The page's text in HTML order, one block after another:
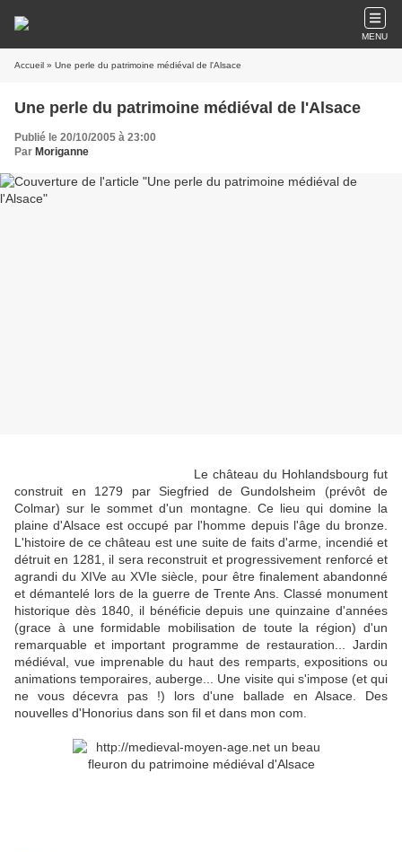
MENU
Accueil » Une perle du patrimoine médiéval de l'Alsace
Une perle du patrimoine médiéval de l'Alsace
Publié le 20/10/2005 à 23:00
Par Moriganne
Le château du Hohlandsbourg fut
construit en 1279 par Siegfried de Gundolsheim (prévôt de
Colmar) sur le sommet d'un montagne. Ce lieu qui domine la
plaine d'Alsace est occupé par l'homme depuis l'âge du bronze.
L'histoire de ce château est une suite de faits d'arme, incendié et
détruit en 1281, il sera reconstruit et progressivement renforcé et
agrandi du XIVe au XVIe siècle, pour être finalement abandonné
et démantelé lors de la guerre de Trente Ans. Classé monument
historique dès 1840, il bénéficie depuis une quinzaine d'années
(grace à une formidable mobilisation de toute la région) d'un
remarquable et important programme de restauration... Jardin
médiéval, vue imprenable du haut des remparts, expositions ou
animations temporaires, auberge... Une visite qui s'impose (et qui
ne vous décevra pas !) lors d'une ballade en Alsace. Des
nouvelles d'Honorius dans son fil et dans mon com.